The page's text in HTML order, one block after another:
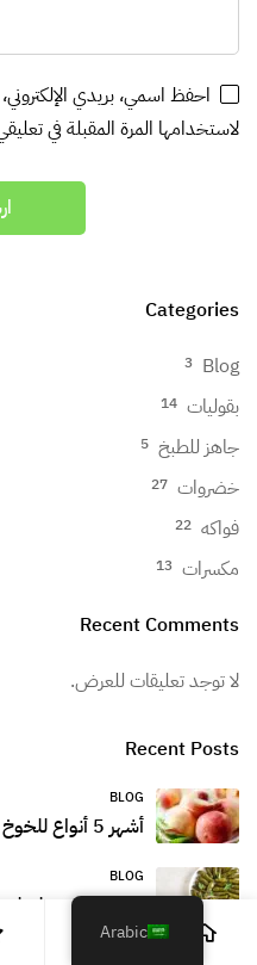
احفظ اسمي، بريدي
لاستخدامها المرة المقبلة في
Categories
Blog
3
بقوليات 14
جاهز للطبخ 5
خضروات 27
فواكه 22
مكسرات 13
Recent Comments
لا توجد تعليقات للعرض.
Recent Posts
BLOG
أشهر 5 أنواع للخوخ في مصر
BLOG
الطريقة الصح
Arabic